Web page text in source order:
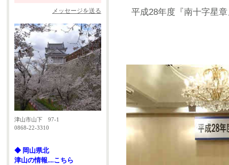
メッセージを送る
津山市山下 97-1
0868-22-3310
◆ 岡山県北
津山の情報....こちら
平成28年度『南十字星